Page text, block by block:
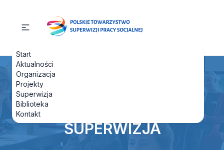
Start
Aktualności
Organizacja
Projekty
Superwizja
Biblioteka
Kontakt
SUPERWIZJA